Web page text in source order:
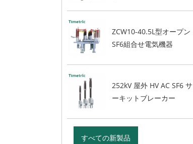
ZCW10-40.5L型オープン
SF6組合せ電気機器
252kV 屋外 HV AC SF6 サ
ーキットブレーカー
すべての新製品